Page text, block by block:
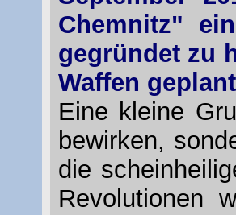
Chemnitz"
gegründet zu
Waffen
Eine kleine
bewirken,
die
Revolutionen